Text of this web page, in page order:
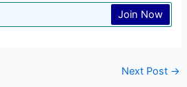
Join Now
Next Post →